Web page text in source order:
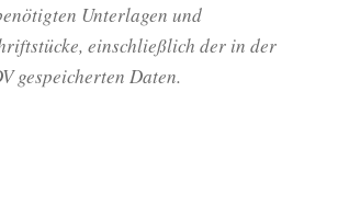
Unterlagen und
einschließlich der in der
gespeicherten Daten.